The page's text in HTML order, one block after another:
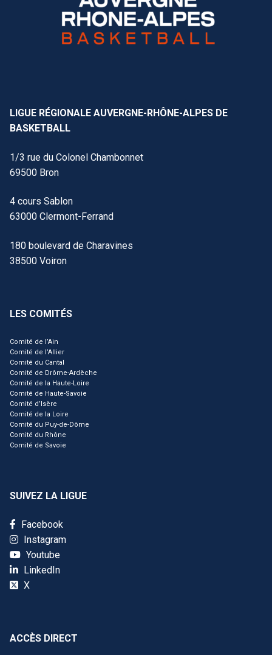
LIGUE RÉGIONALE AUVERGNE-RHÔNE-ALPES DE
BASKETBALL
1/3 rue du Colonel Chambonnet
69500 Bron
4 cours Sablon
63000 Clermont-Ferrand
180 boulevard de Charavines
38500 Voiron
LES COMITÉS
Comité de l’Ain
Comité de l’Allier
Comité du Cantal
Comité de Drôme-Ardèche
Comité de la Haute-Loire
Comité de Haute-Savoie
Comité d’Isère
Comité de la Loire
Comité du Puy-de-Dôme
Comité du Rhône
Comité de Savoie
SUIVEZ LA LIGUE
Facebook
Instagram
Youtube
LinkedIn
X
ACCÈS DIRECT